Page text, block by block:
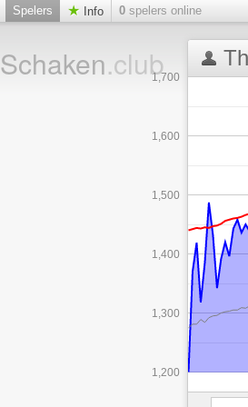
Spelers Info 0 spelers online
Schaken.club
1,200
1,300
1,400
1,500
1,600
1,700